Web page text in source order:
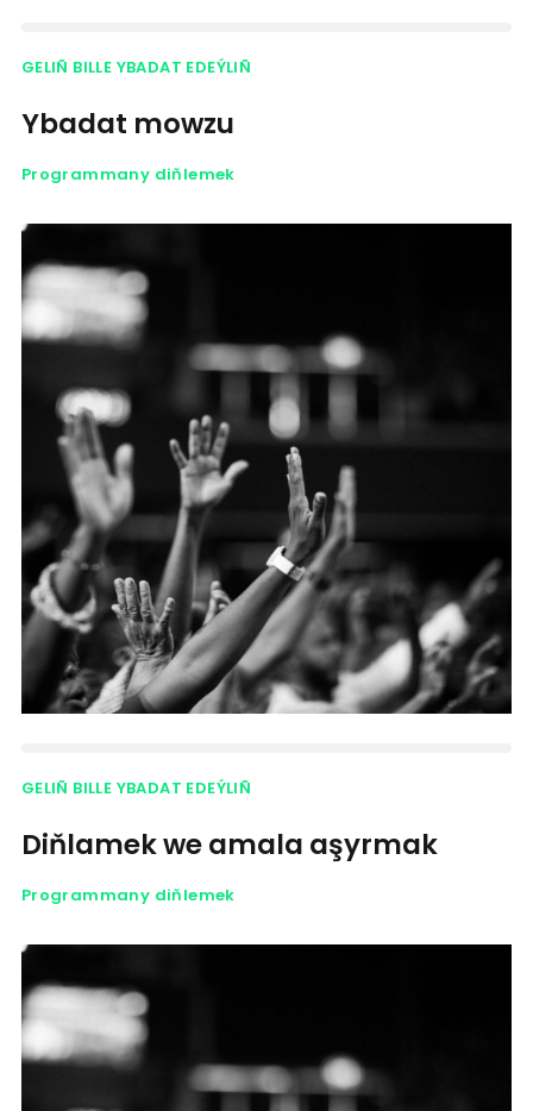
GELIÑ BILLE YBADAT EDEÝLIÑ
Ybadat mowzu
Programmany diňlemek
GELIÑ BILLE YBADAT EDEÝLIÑ
Diňlamek we amala aşyrmak
Programmany diňlemek